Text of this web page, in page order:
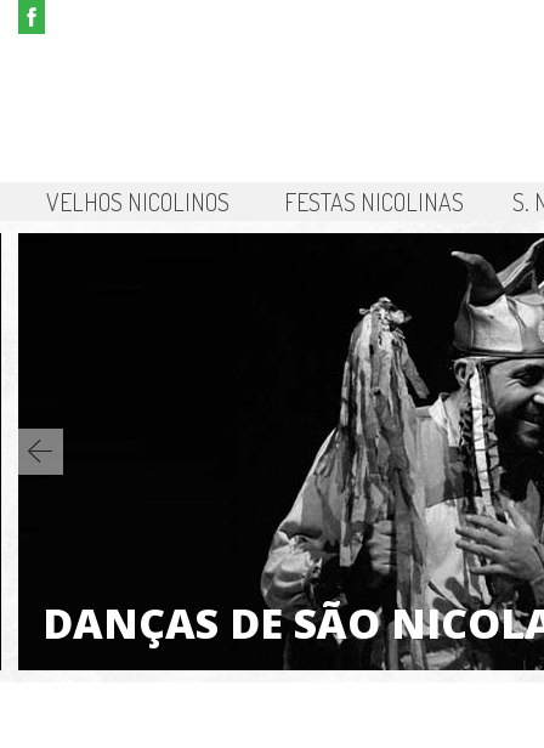
VELHOS NICOLINOS FESTAS NICOLINAS S.
DANÇAS DE SÃO